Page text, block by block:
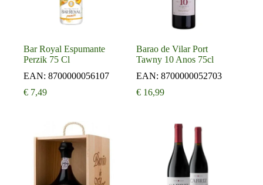
Bar Royal Espumante
Perzik 75 Cl
EAN: 8700000056107
€ 7,49
Barao de Vilar Port
Tawny 10 Anos 75cl
EAN:8700000052703
€ 16,99